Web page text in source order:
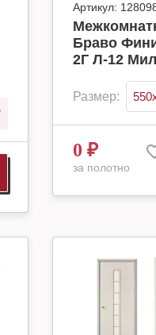
Артикул:
Браво
2Г Л-12
Размер:
0 ₽
за полотно